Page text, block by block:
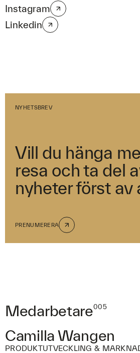
Instagram
Linkedin
NYHETSBREV
Vill du hänga
resa och ta del
nyheter först av
PRENUMERERA
Medarbetare005
Camilla Wangen
PRODUKTUTVECKLING &